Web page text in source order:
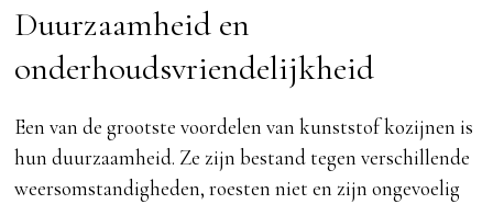
Duurzaamheid en
onderhoudsvriendelijkheid
Een van de grootste voordelen van kunststof kozijnen is
hun duurzaamheid. Ze zijn bestand tegen verschillende
weersomstandigheden, roesten niet en zijn ongevoelig